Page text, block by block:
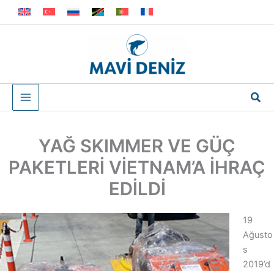
İçeriğe
atla
YAĞ SKIMMER VE GÜÇ
PAKETLERİ VİETNAM’A İHRAÇ
EDİLDİ
19
Ağusto
s
2019’d